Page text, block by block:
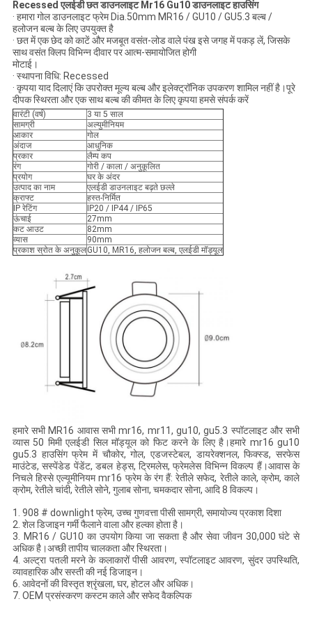
Recessed एलईडी छत डाउनलाइट Mr16 Gu10 डाउनलाइट हाउसिंग
· हमारा गोल डाउनलाइट फ्रेम Dia.50mm MR16 / GU10 / GU5.3 बल्ब /
हलोजन बल्ब के लिए उपयुक्त है
· छत में एक छेद को काटें और मजबूत वसंत-लोड वाले पंख इसे जगह में पकड़ लें, जिसके
साथ वसंत क्लिप विभिन्न दीवार पर आत्म-समायोजित होगी
मोटाई।
· स्थापना विधि: Recessed
· कृपया याद दिलाएं कि उपरोक्त मूल्य बल्ब और इलेक्ट्रॉनिक उपकरण शामिल नहीं है।पूरे
दीपक स्थिरता और एक साथ बल्ब की कीमत के लिए कृपया हमसे संपर्क करें
वारंटी (वर्ष)
3 या 5 साल
सामग्री
अल्युमीनियम
आकार
गोल
अंदाज
आधुनिक
प्रकार
लैम्प कप
रंग
गोरी / काला / अनुकूलित
प्रयोग
घर के अंदर
उत्पाद का नाम
एलईडी डाउनलाइट बढ़ते छल्ले
क्राफ्ट
हस्त-निर्मित
IP रेटिंग
IP20 / IP44 / IP65
ऊंचाई
27mm
कट आउट
82mm
व्यास
90mm
प्रकाश स्रोत के अनुकूलGU10, MR16, हलोजन बल्ब, एलईडी मॉड्यूल
हमारे सभी MR16 आवास सभी mr16, mr11, gu10, gu5.3 स्पॉटलाइट और सभी
व्यास 50 मिमी एलईडी सिल मॉड्यूल को फिट करने के लिए है।हमारे mr16 gu10
gu5.3 हाउसिंग फ्रेम में चौकोर, गोल, एडजस्टेबल, डायरेक्शनल, फिक्स्ड, सरफेस
माउंटेड, सस्पेंडेड पेंडेंट, डबल हेड्स, ट्रिमलेस, फ्रेमलेस विभिन्न विकल्प हैं।आवास के
निचले हिस्से एल्यूमीनियम mr16 फ्रेम के रंग हैं: रेतीले सफेद, रेतीले काले, क्रोम, काले
क्रोम, रेतीले चांदी, रेतीले सोने, गुलाब सोना, चमकदार सोना, आदि 8 विकल्प।
1. 908 # downlight फ्रेम, उच्च गुणवत्ता पीसी सामग्री, समायोज्य प्रकाश दिशा
2. शेल डिजाइन गर्मी फैलाने वाला और हल्का होता है।
3. MR16 / GU10 का उपयोग किया जा सकता है और सेवा जीवन 30,000 घंटे से
अधिक है।अच्छी तापीय चालकता और स्थिरता।
4. अल्ट्रा पतली मरने के कलाकारों पीसी आवरण, स्पॉटलाइट आवरण, सुंदर उपस्थिति,
व्यावहारिक और सस्ती की नई डिजाइन।
6. आवेदनों की विस्तृत श्रृंखला, घर, होटल और अधिक।
7. OEM प्रसंस्करण कस्टम काले और सफेद वैकल्पिक